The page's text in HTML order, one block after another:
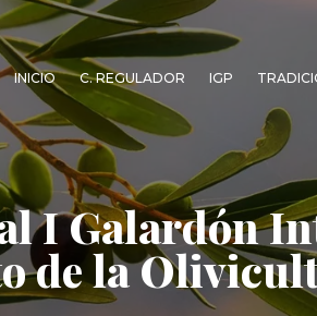
INICIO C. REGULADOR IGP
I Galardón
de la